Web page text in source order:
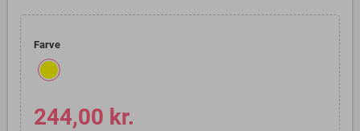
Farve
244,00 kr.